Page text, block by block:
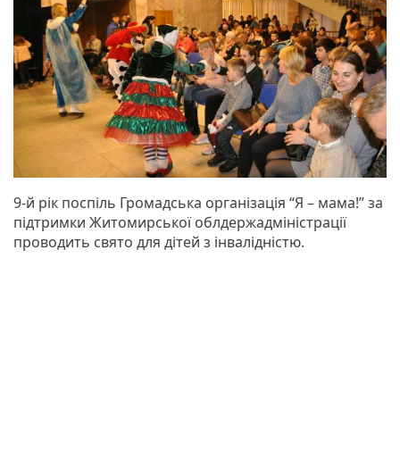
9-й рік поспіль Громадська організація “Я – мама!” за
підтримки Житомирської облдержадміністрації
проводить свято для дітей з інвалідністю.